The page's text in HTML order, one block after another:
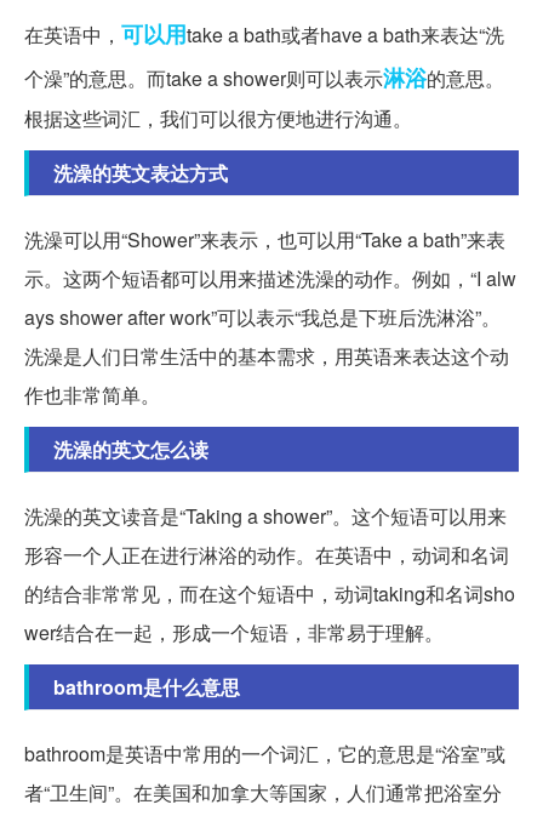
在英语中， 可以用take a bath或者have a bath来表达“洗
个澡”的意思。而take a shower则可以表示淋浴的意思。
根据这些词汇，我们可以很方便地进行沟通。
洗澡的英文表达方式
洗澡可以用“Shower”来表示，也可以用“Take a bath”来表
示。这两个短语都可以用来描述洗澡的动作。例如，“I alw
ays shower after work”可以表示“我总是下班后洗淋浴”。
洗澡是人们日常生活中的基本需求，用英语来表达这个动
作也非常简单。
洗澡的英文怎么读
洗澡的英文读音是“Taking a shower”。这个短语可以用来
形容一个人正在进行淋浴的动作。在英语中，动词和名词
的结合非常常见，而在这个短语中，动词taking和名词sho
wer结合在一起，形成一个短语，非常易于理解。
bathroom是什么意思
bathroom是英语中常用的一个词汇，它的意思是“浴室”或
者“卫生间”。在美国和加拿大等国家，人们通常把浴室分